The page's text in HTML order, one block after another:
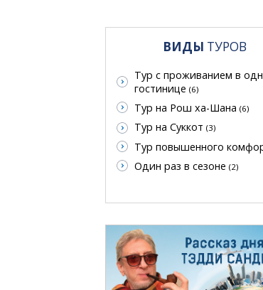
ВИДЫ ТУРОВ
Тур с проживанием в
гостинице (6)
Тур на Рош ха-Шана (6)
Тур на Суккот (3)
Тур повышенного
Один раз в сезоне (2)